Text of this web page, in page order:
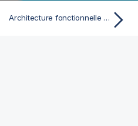
Architecture fonctionnelle de Talend Cloud